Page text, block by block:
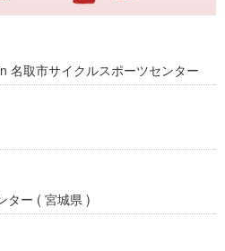
名取市サイクルスポーツセンター
ター ( 宮城県 )